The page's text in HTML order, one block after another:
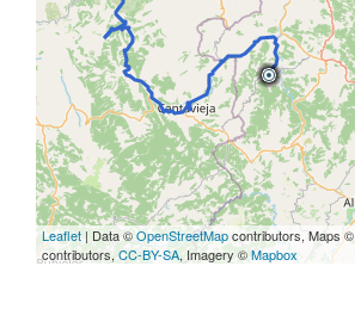
Leaflet | Data ©OpenStreetMapcontributors, Maps ©
contributors, CC-BY-SA, Imagery ©Mapbox